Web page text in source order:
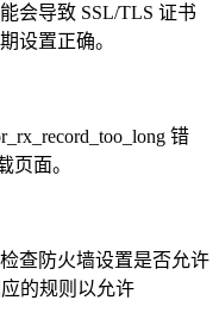
会导致 SSL/TLS 证书
设置正确。
错
页面。
查防火墙设置是否允许
的规则以允许